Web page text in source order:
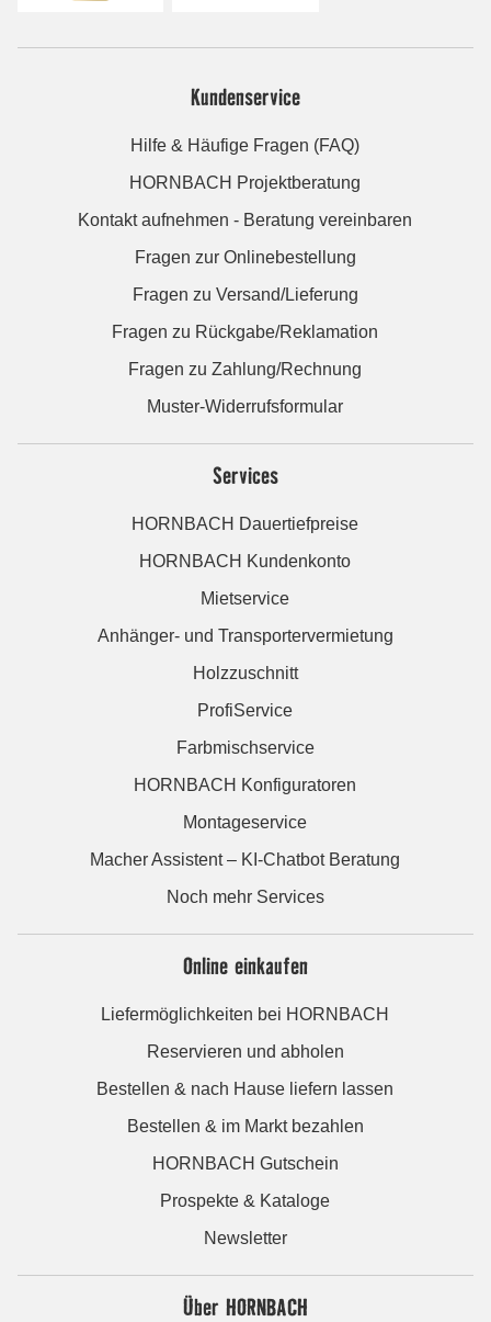
Kundenservice
Hilfe & Häufige Fragen (FAQ)
HORNBACH Projektberatung
Kontakt aufnehmen - Beratung vereinbaren
Fragen zur Onlinebestellung
Fragen zu Versand/Lieferung
Fragen zu Rückgabe/Reklamation
Fragen zu Zahlung/Rechnung
Muster-Widerrufsformular
Services
HORNBACH Dauertiefpreise
HORNBACH Kundenkonto
Mietservice
Anhänger- und Transportervermietung
Holzzuschnitt
ProfiService
Farbmischservice
HORNBACH Konfiguratoren
Montageservice
Macher Assistent – KI-Chatbot Beratung
Noch mehr Services
Online einkaufen
Liefermöglichkeiten bei HORNBACH
Reservieren und abholen
Bestellen & nach Hause liefern lassen
Bestellen & im Markt bezahlen
HORNBACH Gutschein
Prospekte & Kataloge
Newsletter
Über HORNBACH